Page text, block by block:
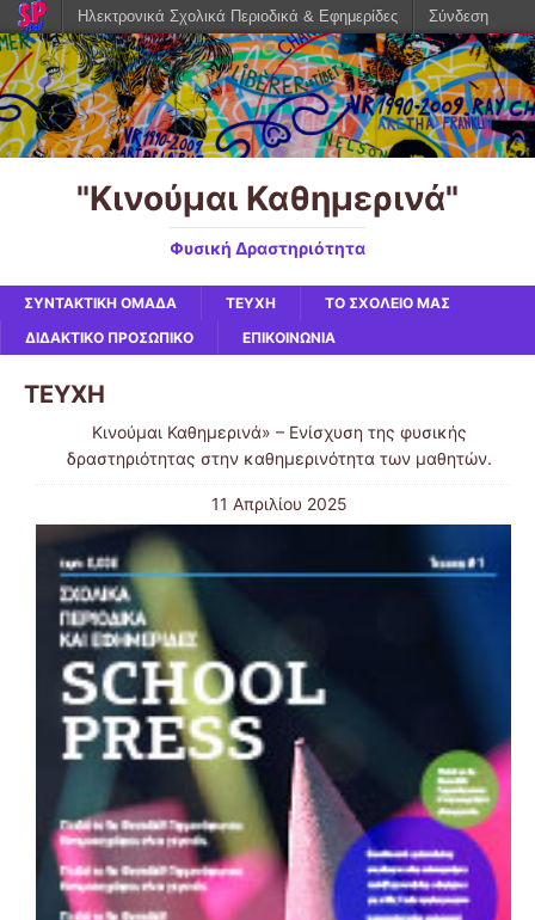
"Κινούμαι Καθημερινά"
Φυσική Δραστηριότητα
ΣΥΝΤΑΚΤΙΚΗ ΟΜΑΔΑ ΤΕΥΧΗ
ΤΟ ΣΧΟΛΕΙΟ ΜΑΣ
ΔΙΔΑΚΤΙΚΟ ΠΡΟΣΩΠΙΚΟ
ΕΠΙΚΟΙΝΩΝΙΑ
ΤΕΥΧΗ
Κινούμαι Καθημερινά» – Ενίσχυση της φυσικής
δραστηριότητας στην καθημερινότητα των μαθητών.
11 Απριλίου 2025
Ηλεκτρονικά Σχολικά Περιοδικά & Εφημερίδες Σύνδεση